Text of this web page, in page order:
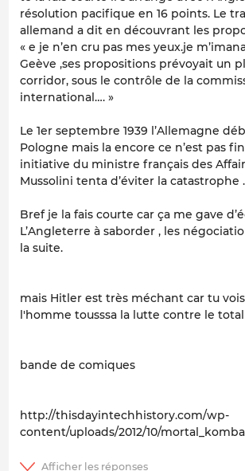
résolution pacifique en 16 points. Le
allemand a dit en découvrant les
« e je n’en cru pas mes yeux.je
Geève ,ses propositions prévoyait un
corridor, sous le contrôle de la
international…. »
Le 1er septembre 1939 l’Allemagne
Pologne mais la encore ce n’est pas
initiative du ministre français des
Mussolini tenta d’éviter la catastrophe .
Bref je la fais courte car ça me gave
L’Angleterre à saborder , les
la suite.
mais Hitler est très méchant car tu
l'homme tousssa la lutte contre le
bande de comiques
http://thisdayintechhistory.com/wp-
content/uploads/2012/10/